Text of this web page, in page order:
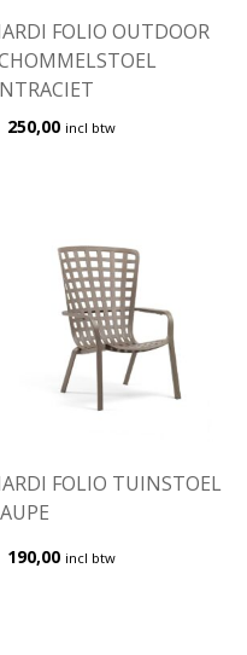
FOLIO OUTDOOR
250,00 incl btw
FOLIO TUINSTOEL
190,00 incl btw